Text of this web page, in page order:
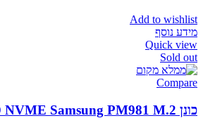
Add to wishlist
מידע נוסף
Quick view
Sold out
Compare
כונן 512GB SSD NVME Samsung PM981 M.2